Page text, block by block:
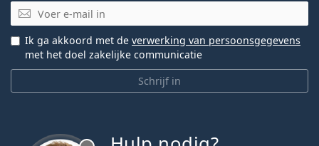
E-mail
Schrijf in
Ik ga akkoord met de verwerking van persoonsgegevens
met het doel zakelijke communicatie